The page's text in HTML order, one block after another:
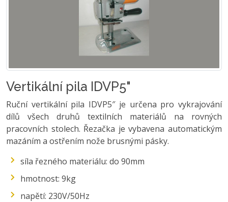
Vertikální pila IDVP5"
Ruční vertikální pila IDVP5″ je určena pro vykrajování
dílů všech druhů textilních materiálů na rovných
pracovních stolech. Řezačka je vybavena automatickým
mazáním a ostřením nože brusnými pásky.
síla řezného materiálu: do 90mm
hmotnost: 9kg
napětí: 230V/50Hz